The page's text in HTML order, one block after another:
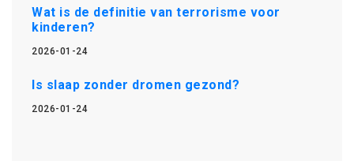
Wat is de definitie van terrorisme voor
kinderen?
2026-01-24
Is slaap zonder dromen gezond?
2026-01-24